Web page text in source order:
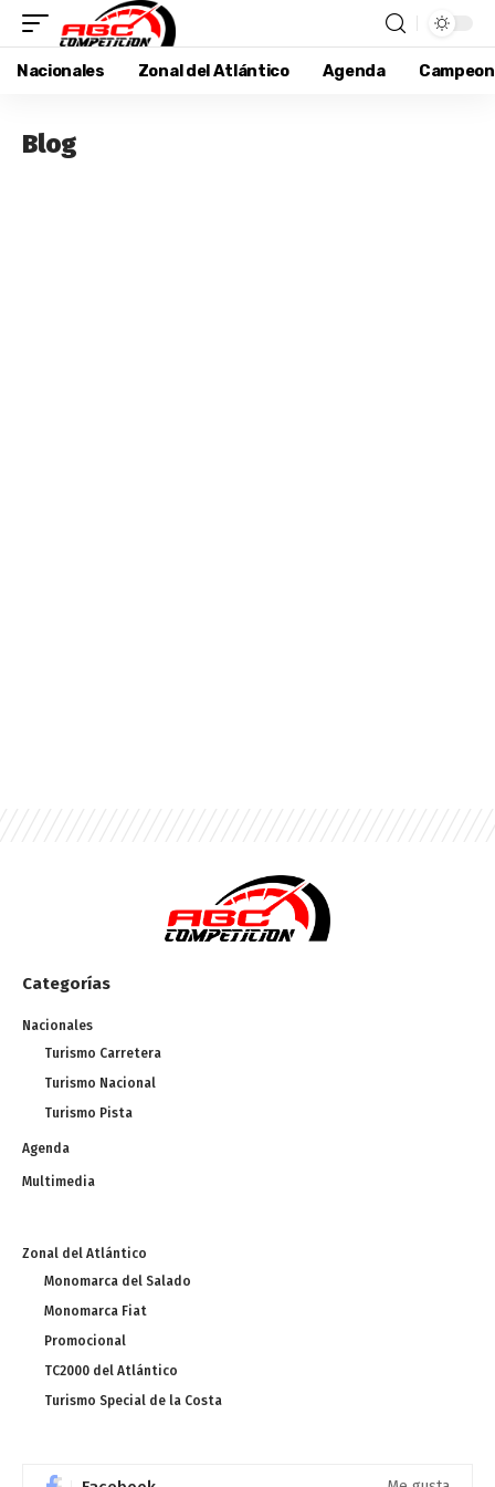
Nacionales Zonal del Atlántico Agenda
Blog
Categorías
Nacionales
Turismo Carretera
Turismo Nacional
Turismo Pista
Agenda
Multimedia
Zonal del Atlántico
Monomarca del Salado
Monomarca Fiat
Promocional
TC2000 del Atlántico
Turismo Special de la Costa